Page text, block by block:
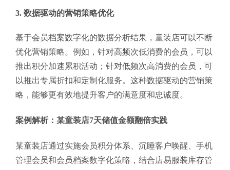
3. 数据驱动的营销策略优化
基于会员档案数字化的数据分析结果，童装店可以不断
优化营销策略。例如，针对高频次低消费的会员，可以
推出积分加速累积活动；针对低频次高消费的会员，可
以推出专属折扣和定制化服务。这种数据驱动的营销策
略，能够更有效地提升客户的满意度和忠诚度。
案例解析：某童装店7天储值金额翻倍实践
某童装店通过实施会员积分体系、沉睡客户唤醒、手机
管理会员和会员档案数字化策略，结合店易服装库存管